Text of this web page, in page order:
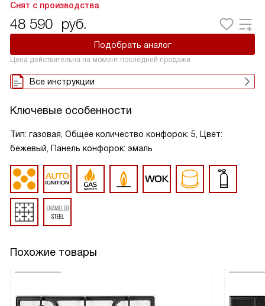
Снят с производства
48 590 руб.
Подобрать аналог
Цена действительна на момент последней продажи
Все инструкции
Ключевые особенности
Тип: газовая, Общее количество конфорок: 5, Цвет:
бежевый, Панель конфорок: эмаль
Похожие товары